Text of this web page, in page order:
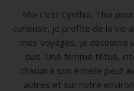
Moi c'est Cynthia, Thia
curieuse, je profite de la vie
mes voyages, je découvre
suis. Une femme têtue,
chacun à son échelle peut
autres et sur notre